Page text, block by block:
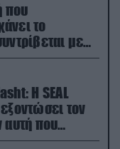
που
το
με
Η SEAL
τον
αυτή που
του F-15